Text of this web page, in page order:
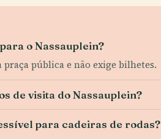
o Nassauplein?
praça pública e não exige bilhetes.
de visita do Nassauplein?
para cadeiras de rodas?